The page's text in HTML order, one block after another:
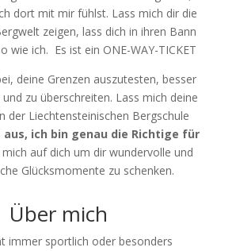
dort mit mir fühlst. Lass mich dir die
zeigen, lass dich in ihren Bann
wie ich. Es ist ein ONE-WAY-TICKET
deine Grenzen auszutesten, besser
zu überschreiten. Lass mich deine
der Liechtensteinischen Bergschule
aus, ich bin genau die Richtige für
auf dich um dir wundervolle und
Glücksmomente zu schenken.
Über mich
immer sportlich oder besonders